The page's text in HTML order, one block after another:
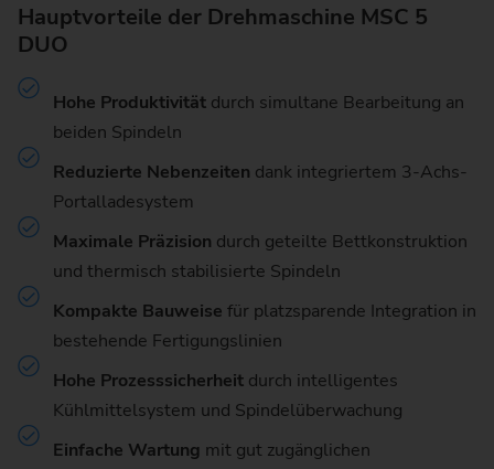
Hauptvorteile der Drehmaschine MSC 5
DUO
Hohe Produktivität durch simultane Bearbeitung an
beiden Spindeln
Reduzierte Nebenzeiten dank integriertem 3-Achs-
Portalladesystem
Maximale Präzision durch geteilte Bettkonstruktion
und thermisch stabilisierte Spindeln
Kompakte Bauweise für platzsparende Integration in
bestehende Fertigungslinien
Hohe Prozesssicherheit durch intelligentes
Kühlmittelsystem und Spindelüberwachung
Einfache Wartung mit gut zugänglichen